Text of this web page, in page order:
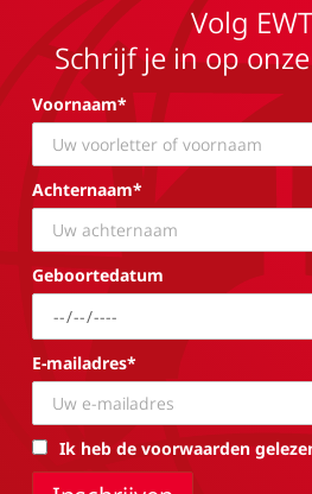
Volg
Schrijf je in op
Voornaam*
Achternaam*
Geboortedatum
E-mailadres*
Ik heb de voorwaarden